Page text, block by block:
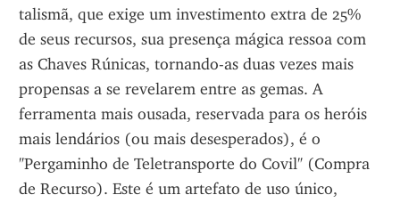
talismã, que exige um investimento extra de 25%
de seus recursos, sua presença mágica ressoa com
as Chaves Rúnicas, tornando-as duas vezes mais
propensas a se revelarem entre as gemas. A
ferramenta mais ousada, reservada para os heróis
mais lendários (ou mais desesperados), é o
"Pergaminho de Teletransporte do Covil" (Compra
de Recurso). Este é um artefato de uso único,